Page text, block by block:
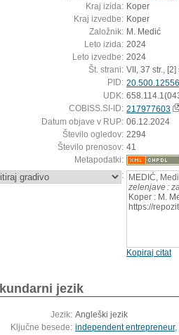
Kraj izida: Koper
Kraj izvedbe: Koper
Založnik: M. Medić
Leto izida: 2024
Leto izvedbe: 2024
Št. strani: VII, 37 str., [2]
PID:
UDK:
COBISS.SI-ID: 217977603
Datum objave v RUP: 06.12.2024
Število ogledov: 2294
Število prenosov: 41
Metapodatki:
: MEDIĆ,
zelenjave :
Koper : M.
https://
Kopiraj citat
jezik
Jezik: Angleški jezik
Ključne besede: independent entrepreneur,